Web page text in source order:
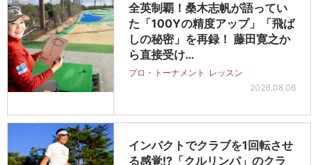
全英制覇！桑木志帆が語ってい
た「100Yの精度アップ」「飛ば
しの秘密」を再録！ 藤田寛之か
ら直接受け…
プロ・トーナメント レッスン
2026.08.06
インパクトでクラブを1回転させ
る感覚!?「クルリンパ」のクラ